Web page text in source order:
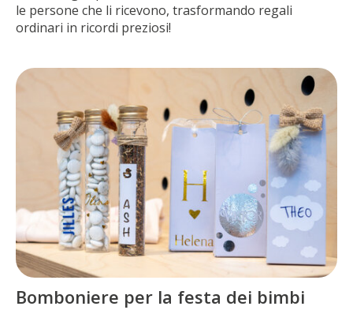
le persone che li ricevono, trasformando regali
ordinari in ricordi preziosi!
Bomboniere per la festa dei bimbi